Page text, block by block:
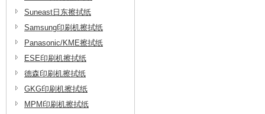
Suneast日东擦拭纸
Samsung印刷机擦拭纸
Panasonic/KME擦拭纸
ESE印刷机擦拭纸
德森印刷机擦拭纸
GKG印刷机擦拭纸
MPM印刷机擦拭纸